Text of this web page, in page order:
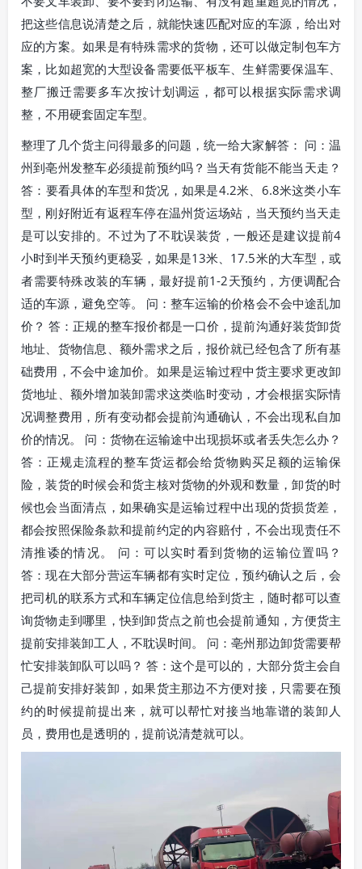
把这些信息说清楚之后，就能快速匹配对应的车源，给出对
应的方案。如果是有特殊需求的货物，还可以做定制包车方
案，比如超宽的大型设备需要低平板车、生鲜需要保温车、
整厂搬迁需要多车次按计划调运，都可以根据实际需求调
整，不用硬套固定车型。
整理了几个货主问得最多的问题，统一给大家解答： 问：温
州到亳州发整车必须提前预约吗？当天有货能不能当天走？
答：要看具体的车型和货况，如果是4.2米、6.8米这类小车
型，刚好附近有返程车停在温州货运场站，当天预约当天走
是可以安排的。不过为了不耽误装货，一般还是建议提前4
小时到半天预约更稳妥，如果是13米、17.5米的大车型，或
者需要特殊改装的车辆，最好提前1-2天预约，方便调配合
适的车源，避免空等。 问：整车运输的价格会不会中途乱加
价？ 答：正规的整车报价都是一口价，提前沟通好装货卸货
地址、货物信息、额外需求之后，报价就已经包含了所有基
础费用，不会中途加价。如果是运输过程中货主要求更改卸
货地址、额外增加装卸需求这类临时变动，才会根据实际情
况调整费用，所有变动都会提前沟通确认，不会出现私自加
价的情况。 问：货物在运输途中出现损坏或者丢失怎么办？
答：正规走流程的整车货运都会给货物购买足额的运输保
险，装货的时候会和货主核对货物的外观和数量，卸货的时
候也会当面清点，如果确实是运输过程中出现的货损货差，
都会按照保险条款和提前约定的内容赔付，不会出现责任不
清推诿的情况。 问：可以实时看到货物的运输位置吗？
答：现在大部分营运车辆都有实时定位，预约确认之后，会
把司机的联系方式和车辆定位信息给到货主，随时都可以查
询货物走到哪里，快到卸货点之前也会提前通知，方便货主
提前安排装卸工人，不耽误时间。 问：亳州那边卸货需要帮
忙安排装卸队可以吗？ 答：这个是可以的，大部分货主会自
己提前安排好装卸，如果货主那边不方便对接，只需要在预
约的时候提前提出来，就可以帮忙对接当地靠谱的装卸人
员，费用也是透明的，提前说清楚就可以。